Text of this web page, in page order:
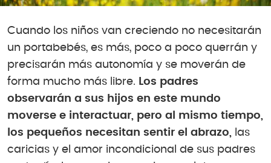
Cuando los niños van creciendo no necesitarán
un portabebés, es más, poco a poco querrán y
precisarán más autonomía y se moverán de
forma mucho más libre. Los padres
observarán a sus hijos en este mundo
moverse e interactuar, pero al mismo tiempo,
los pequeños necesitan sentir el abrazo, las
caricias y el amor incondicional de sus padres